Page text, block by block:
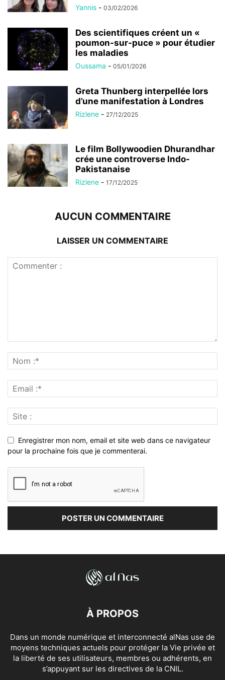
Yannis - 03/02/2026
Des scientifiques créent un «
poumon-sur-puce » pour étudier
les maladies
Oussama - 05/01/2026
Greta Thunberg interpellée lors
d’une manifestation à Londres
Rizlene - 27/12/2025
Le film Bollywoodien Dhurandhar
crée une controverse Indo-
Pakistanaise
Rizlene - 17/12/2025
AUCUN COMMENTAIRE
LAISSER UN COMMENTAIRE
Enregistrer mon nom, email et site web dans ce navigateur
pour la prochaine fois que je commenterai.
À PROPOS
Dans un monde numérique et interconnecté alNas use de
moyens techniques actuels pour protéger la Vie privée et
la liberté de ses utilisateurs, membres ou adhérents, en
s’appuyant sur les directives de la CNIL.